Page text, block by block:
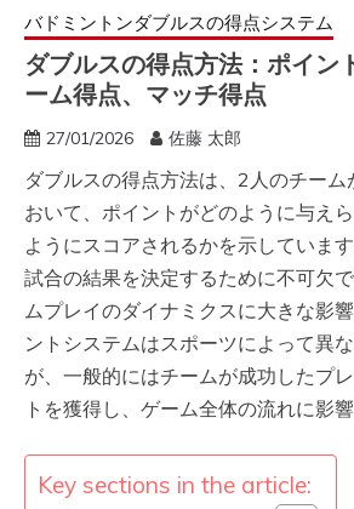
バドミントンダブルスの得点システム
ダブルスの得点方法：ポイン
ーム得点、マッチ得点
27/01/2026 佐藤 太郎
ダブルスの得点方法は、2人のチーム
おいて、ポイントがどのように与え
ようにスコアされるかを示していま
試合の結果を決定するために不可欠
ムプレイのダイナミクスに大きな影
ントシステムはスポーツによって異
が、一般的にはチームが成功したプ
トを獲得し、ゲーム全体の流れに影響
Key sections in the article: